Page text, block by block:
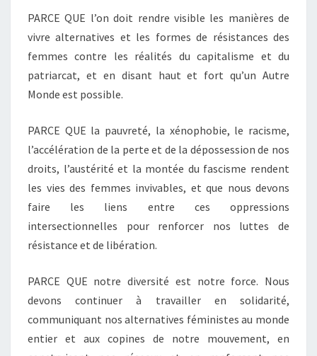
PARCE QUE l’on doit rendre visible les manières de
vivre alternatives et les formes de résistances des
femmes contre les réalités du capitalisme et du
patriarcat, et en disant haut et fort qu’un Autre
Monde est possible.
PARCE QUE la pauvreté, la xénophobie, le racisme,
l’accélération de la perte et de la dépossession de nos
droits, l’austérité et la montée du fascisme rendent
les vies des femmes invivables, et que nous devons
faire les liens entre ces oppressions
intersectionnelles pour renforcer nos luttes de
résistance et de libération.
PARCE QUE notre diversité est notre force. Nous
devons continuer à travailler en solidarité,
communiquant nos alternatives féministes au monde
entier et aux copines de notre mouvement, en